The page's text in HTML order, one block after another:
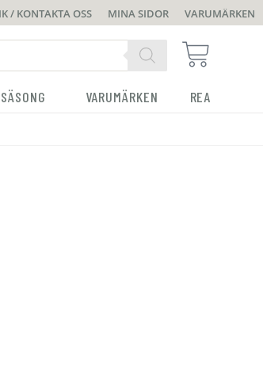
/ KONTAKTA OSS MINA SIDOR VARUMÄRKEN
SÄSONG VARUMÄRKEN REA